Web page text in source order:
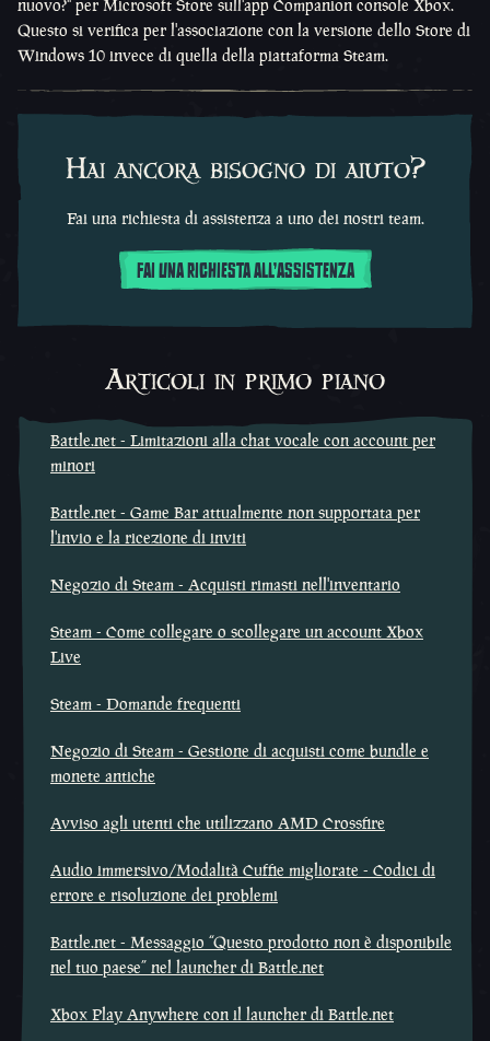
nuovo?" per Microsoft Store sull'app Companion console Xbox.
Questo si verifica per l'associazione con la versione dello Store di
Windows 10 invece di quella della piattaforma Steam.
Hai ancora bisogno di aiuto?
Fai una richiesta di assistenza a uno dei nostri team.
FAI UNA RICHIESTA ALL'ASSISTENZA
Articoli in primo piano
Battle.net - Limitazioni alla chat vocale con account per
minori
Battle.net - Game Bar attualmente non supportata per
l'invio e la ricezione di inviti
Negozio di Steam - Acquisti rimasti nell'inventario
Steam - Come collegare o scollegare un account Xbox
Live
Steam - Domande frequenti
Negozio di Steam - Gestione di acquisti come bundle e
monete antiche
Avviso agli utenti che utilizzano AMD Crossfire
Audio immersivo/Modalità Cuffie migliorate - Codici di
errore e risoluzione dei problemi
Battle.net - Messaggio “Questo prodotto non è disponibile
nel tuo paese” nel launcher di Battle.net
Xbox Play Anywhere con il launcher di Battle.net